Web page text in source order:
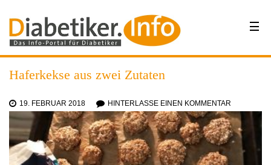
Haferkekse aus zwei Zutaten
19. FEBRUAR 2018 HINTERLASSE EINEN KOMMENTAR